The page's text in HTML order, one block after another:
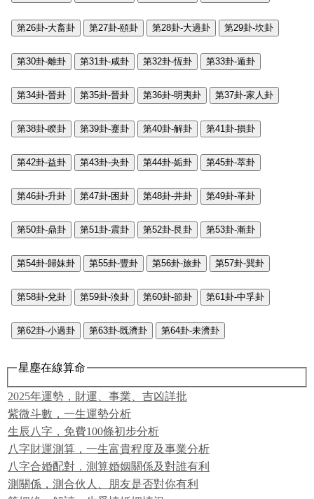
第26卦-大畜卦 第27卦-頤卦 第28卦-大過卦 第29卦-坎卦
第30卦-離卦 第31卦-咸卦 第32卦-恆卦 第33卦-遁卦
第34卦-晉卦 第35卦-晉卦 第36卦-明夷卦 第37卦-家人卦
第38卦-睽卦 第39卦-蹇卦 第40卦-解卦 第41卦-損卦
第42卦-益卦 第43卦-夬卦 第44卦-姤卦 第45卦-萃卦
第46卦-升卦 第47卦-困卦 第48卦-井卦 第49卦-革卦
第50卦-鼎卦 第51卦-震卦 第52卦-艮卦 第53卦-漸卦
第54卦-歸妹卦 第55卦-豐卦 第56卦-旅卦 第57卦-巽卦
第58卦-兌卦 第59卦-渙卦 第60卦-節卦 第61卦-中孚卦
第62卦-小過卦 第63卦-既濟卦 第64卦-未濟卦
星塵在線算命
2025年運勢，財運、事業、吉凶詳批
紫微斗數，一生運勢分析
生辰八字，免費100條初步分析
八字財運測算，一生富貴程度及事業分析
八字合婚配對，測算婚姻關係及對誰有利
測關係，測合伙人、朋友是否對你有利